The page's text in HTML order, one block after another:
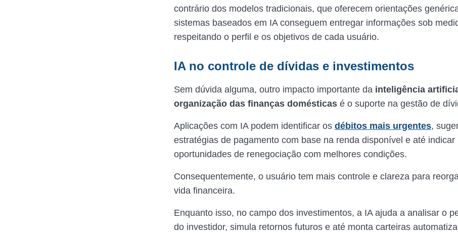
contrário dos modelos tradicionais, que oferecem orientações
sistemas baseados em IA conseguem entregar informações sob
respeitando o perfil e os objetivos de cada usuário.
IA no controle de dívidas e investimentos
Sem dúvida alguma, outro impacto importante da inteligência
organização das finanças domésticas é o suporte na gestão de
Aplicações com IA podem identificar os débitos mais urgentes,
estratégias de pagamento com base na renda disponível e até indicar
oportunidades de renegociação com melhores condições.
Consequentemente, o usuário tem mais controle e clareza para
vida financeira.
Enquanto isso, no campo dos investimentos, a IA ajuda a analisar o
do investidor, simula retornos futuros e até monta carteiras